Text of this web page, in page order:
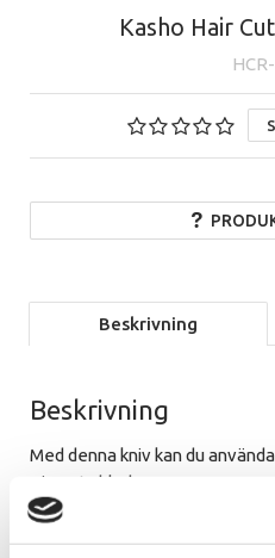
Kasho Hair
Beskrivning
Beskrivning
Med denna kniv kan du
Kismets blad.
Betyg &